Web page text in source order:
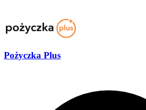
Pożyczka Plus